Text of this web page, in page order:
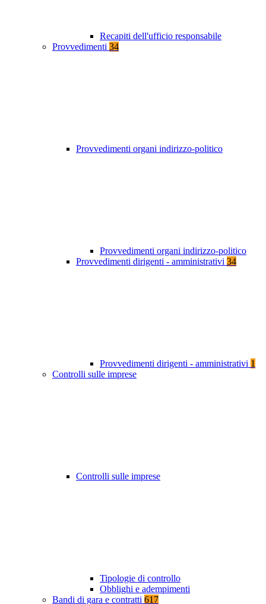
Recapiti dell'ufficio responsabile
Provvedimenti 34
Provvedimenti organi indirizzo-politico
Provvedimenti organi indirizzo-politico
Provvedimenti dirigenti - amministrativi 34
Provvedimenti dirigenti - amministrativi 1
Controlli sulle imprese
Controlli sulle imprese
Tipologie di controllo
Obblighi e adempimenti
Bandi di gara e contratti 617